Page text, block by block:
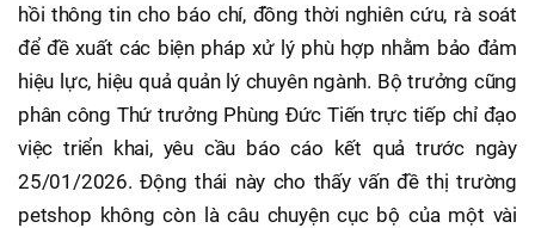
hồi thông tin cho báo chí, đồng thời nghiên cứu, rà soát
để đề xuất các biện pháp xử lý phù hợp nhằm bảo đảm
hiệu lực, hiệu quả quản lý chuyên ngành. Bộ trưởng cũng
phân công Thứ trưởng Phùng Đức Tiến trực tiếp chỉ đạo
việc triển khai, yêu cầu báo cáo kết quả trước ngày
25/01/2026. Động thái này cho thấy vấn đề thị trường
petshop không còn là câu chuyện cục bộ của một vài